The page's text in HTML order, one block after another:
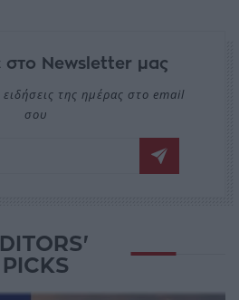
στο Newsletter μας
ειδήσεις της ημέρας στο email
σου
PICKS